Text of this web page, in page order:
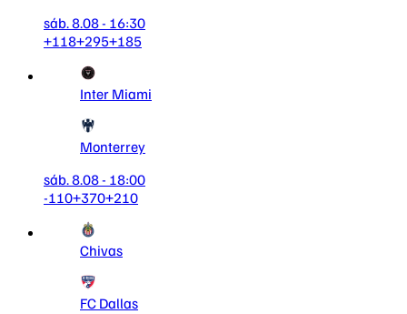
sáb. 8.08 - 16:30
+118+295+185
Inter Miami
Monterrey
sáb. 8.08 - 18:00
-110+370+210
Chivas
FC Dallas